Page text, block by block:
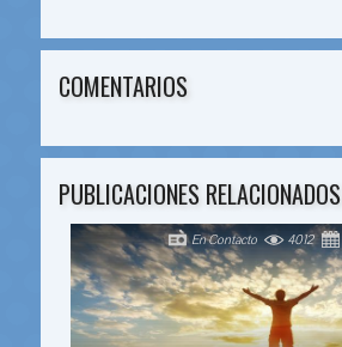
COMENTARIOS
PUBLICACIONES RELACIONADOS
4012
En Contacto